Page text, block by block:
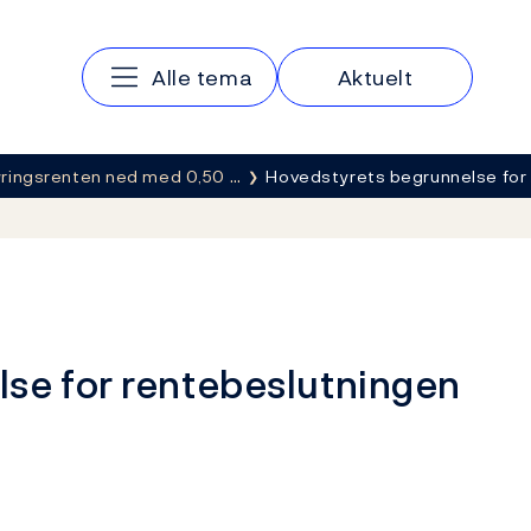
Hovedmeny
Alle tema Aktuelt
ned med 0,50 … Hovedstyrets begrunnelse for
for rentebeslutningen